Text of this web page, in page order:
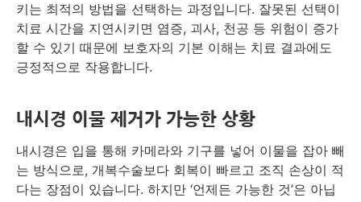
키는 최적의 방법을 선택하는 과정입니다. 잘못된 선택이
치료 시간을 지연시키면 염증, 괴사, 천공 등 위험이 증가
할 수 있기 때문에 보호자의 기본 이해는 치료 결과에도
긍정적으로 작용합니다.
내시경 이물 제거가 가능한 상황
내시경은 입을 통해 카메라와 기구를 넣어 이물을 잡아 빼
는 방식으로, 개복수술보다 회복이 빠르고 조직 손상이 적
다는 장점이 있습니다. 하지만 ‘언제든 가능한 것’은 아닙